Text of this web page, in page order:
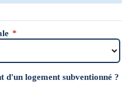
*
d'un logement subventionné ?